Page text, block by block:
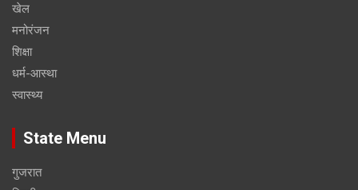
खेल
मनोरंजन
शिक्षा
धर्म-आस्था
स्वास्थ्य
State Menu
गुजरात